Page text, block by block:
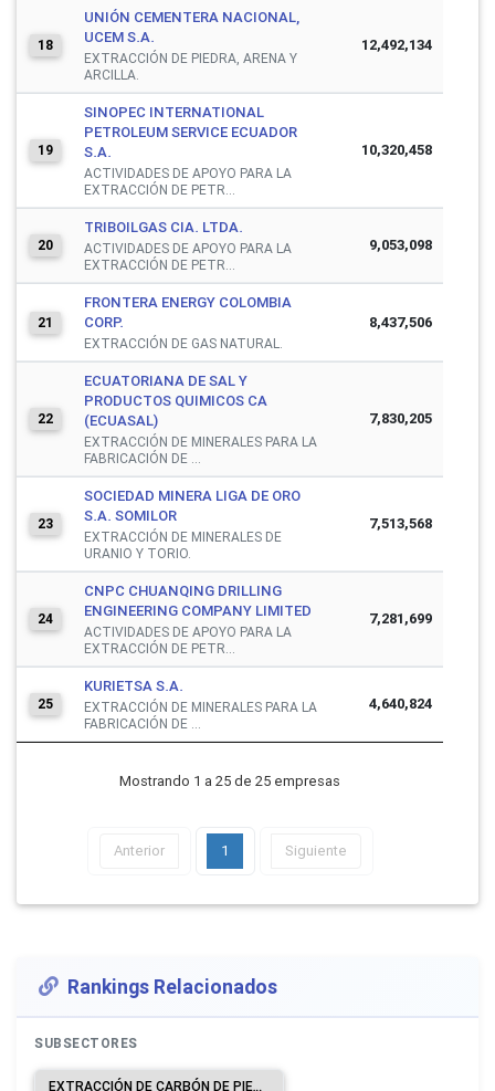
18
UNIÓN CEMENTERA NACIONAL,
UCEM S.A.
EXTRACCIÓN DE PIEDRA, ARENA Y
ARCILLA.
12,492,134
19
SINOPEC INTERNATIONAL
PETROLEUM SERVICE ECUADOR
S.A.
ACTIVIDADES DE APOYO PARA LA
EXTRACCIÓN DE PETR...
10,320,458
20
TRIBOILGAS CIA. LTDA.
ACTIVIDADES DE APOYO PARA LA
EXTRACCIÓN DE PETR...
9,053,098
21
FRONTERA ENERGY COLOMBIA
CORP.
EXTRACCIÓN DE GAS NATURAL.
8,437,506
22
ECUATORIANA DE SAL Y
PRODUCTOS QUIMICOS CA
(ECUASAL)
EXTRACCIÓN DE MINERALES PARA LA
FABRICACIÓN DE ...
7,830,205
23
SOCIEDAD MINERA LIGA DE ORO
S.A. SOMILOR
EXTRACCIÓN DE MINERALES DE
URANIO Y TORIO.
7,513,568
24
CNPC CHUANQING DRILLING
ENGINEERING COMPANY LIMITED
ACTIVIDADES DE APOYO PARA LA
EXTRACCIÓN DE PETR...
7,281,699
25
KURIETSA S.A.
EXTRACCIÓN DE MINERALES PARA LA
FABRICACIÓN DE ...
4,640,824
Mostrando 1 a 25 de 25 empresas
Anterior 1 Siguiente
Rankings Relacionados
SUBSECTORES
EXTRACCIÓN DE CARBÓN DE PIEDRA.